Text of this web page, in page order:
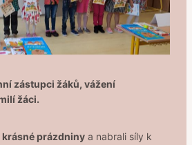
zástupci žáků, vážení
žáci.
prázdniny a nabrali síly k